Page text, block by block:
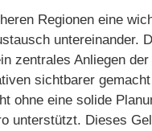
Regionen eine
untereinander.
zentrales Anliegen
sichtbarer
ohne eine solide
unterstützt. Dieses